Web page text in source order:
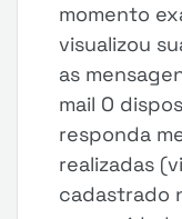
momento
visualizou
as
mail O
responda
realizadas
cadastrado